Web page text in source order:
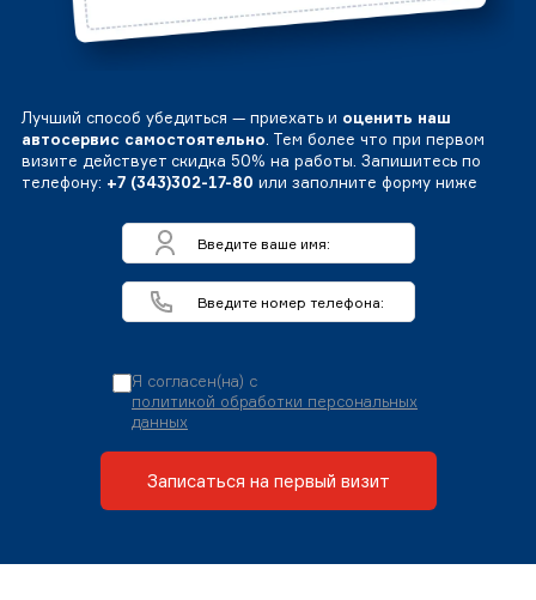
Лучший способ убедиться — приехать и оценить наш
автосервис самостоятельно. Тем более что при первом
визите действует скидка 50% на работы. Запишитесь по
телефону: +7 (343)302-17-80 или заполните форму ниже
Я согласен(на) с
политикой обработки персональных
данных
Записаться на первый визит